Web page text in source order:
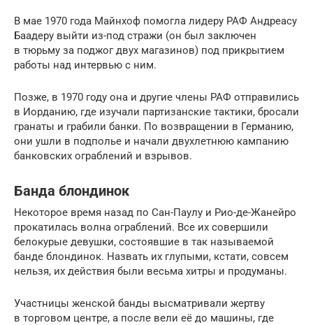
В мае 1970 года Майнхоф помогла лидеру РАФ Андреасу
Баадеру выйти из-под стражи (он был заключен
в тюрьму за поджог двух магазинов) под прикрытием
работы над интервью с ним.
Позже, в 1970 году она и другие члены РАФ отправились
в Иорданию, где изучали партизанские тактики, бросали
гранаты и грабили банки. По возвращении в Германию,
они ушли в подполье и начали двухлетнюю кампанию
банковских ограблений и взрывов.
Банда блондинок
Некоторое время назад по Сан-Паулу и Рио-де-Жанейро
прокатилась волна ограблений. Все их совершили
белокурые девушки, состоявшие в так называемой
банде блондинок. Назвать их глупыми, кстати, совсем
нельзя, их действия были весьма хитры и продуманы.
Участницы женской банды высматривали жертву
в торговом центре, а после вели её до машины, где